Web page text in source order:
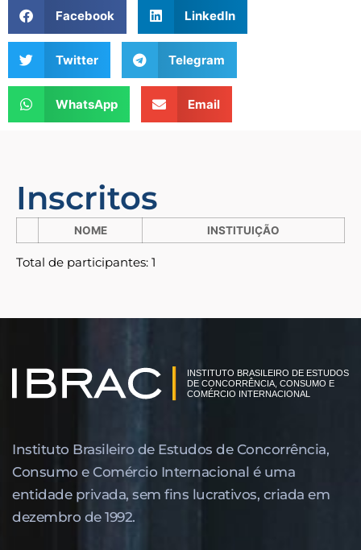
Facebook LinkedIn
Twitter Telegram
WhatsApp Email
Inscritos
NOME INSTITUIÇÃO
Total de participantes: 1
Instituto Brasileiro de Estudos de Concor­rência,
Consumo e Comércio Internacional é uma
entidade privada, sem fins lucrativos, criada em
dezembro de 1992.